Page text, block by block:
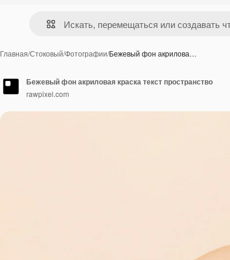
Главная/Стоковый/Фотографии/Бежевый фон акрилова…
Бежевый фон акриловая краска текст пространство
rawpixel.com